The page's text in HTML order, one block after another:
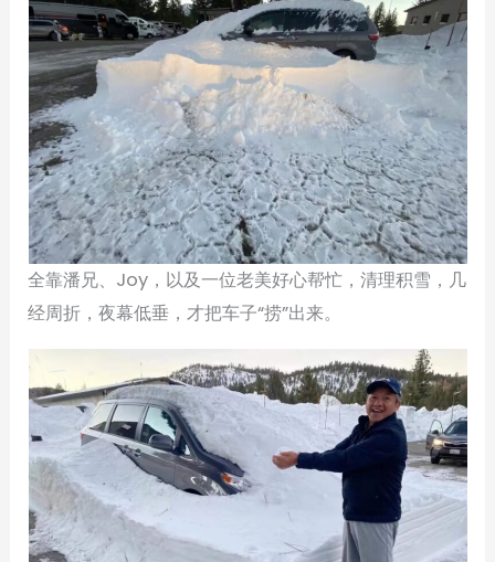
全靠潘兄、Joy，以及一位老美好心帮忙，清理积雪，几
经周折，夜幕低垂，才把车子“捞”出来。